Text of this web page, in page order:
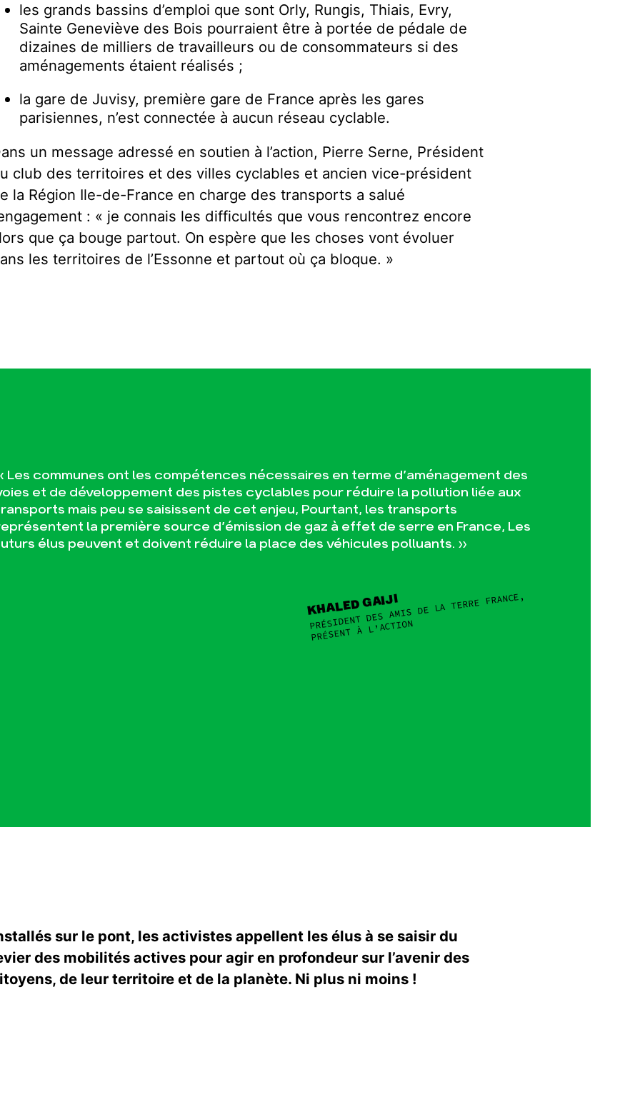
les grands bassins d’emploi que sont Orly, Rungis, Thiais, Evry,
Sainte Geneviève des Bois pourraient être à portée de pédale de
dizaines de milliers de travailleurs ou de consommateurs si des
aménagements étaient réalisés ;
la gare de Juvisy, première gare de France après les gares
parisiennes, n’est connectée à aucun réseau cyclable.
un message adressé en soutien à l’action, Pierre Serne, Président
club des territoires et des villes cyclables et ancien vice-président
la Région Ile-de-France en charge des transports a salué
: « je connais les difficultés que vous rencontrez encore
que ça bouge partout. On espère que les choses vont évoluer
les territoires de l’Essonne et partout où ça bloque. »
Les communes ont les compétences nécessaires en terme d’aménagement des
et de développement des pistes cyclables pour réduire la pollution liée aux
mais peu se saisissent de cet enjeu, Pourtant, les transports
la première source d’émission de gaz à effet de serre en France, Les
élus peuvent et doivent réduire la place des véhicules polluants. »
KHALED GAIJI
PRÉSIDENT DES AMIS DE LA TERRE FRANCE,
PRÉSENT À L’ACTION
sur le pont, les activistes appellent les élus à se saisir du
des mobilités actives pour agir en profondeur sur l’avenir des
de leur territoire et de la planète. Ni plus ni moins !